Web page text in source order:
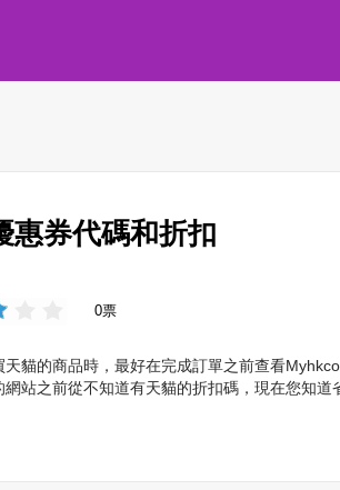
惠券代碼和折扣
0票
天貓的商品時，最好在完成訂單之前查看
網站之前從不知道有天貓的折扣碼，現在您知